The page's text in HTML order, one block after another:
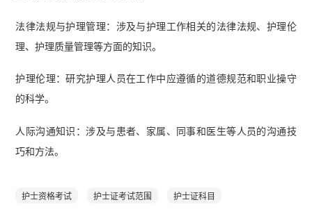
法律法规与护理管理：涉及与护理工作相关的法律法规、护理伦
理、护理质量管理等方面的知识。
护理伦理：研究护理人员在工作中应遵循的道德规范和职业操守
的科学。
人际沟通知识：涉及与患者、家属、同事和医生等人员的沟通技
巧和方法。
护士资格考试 护士证考试范围 护士证科目